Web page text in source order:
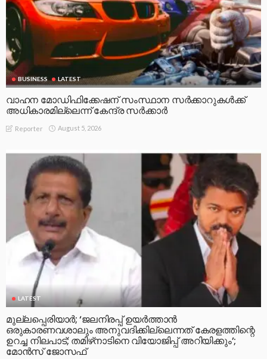
BUSINESS LATEST
വാഹന മോഡിഫിക്കേഷന് സംസ്ഥാന സർക്കാറുകൾക്ക്
അധികാരമില്ലെന്ന് കേന്ദ്ര സർക്കാർ
Reporter August 5, 2026
LATEST
മുല്ലപ്പെരിയാര്‍; ‘ജലനിരപ്പ് ഉയര്‍ത്താന്‍
ഒരുകാരണവശാലും അനുവദിക്കില്ലെന്നത് കേരളത്തിന്റെ
ഉറച്ച നിലപാട്; തമിഴ്‌നാടിനെ വിയോജിപ്പ് അറിയിക്കും’;
മോന്‍സ് ജോസഫ്